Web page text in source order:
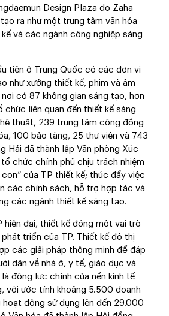
Design Plaza do Zaha
ra như một trung tâm văn hóa
và các ngành công nghiệp sáng
tiên ở Trung Quốc có các đơn vị
như xưởng thiết kế, phim và âm
có 87 không gian sáng tạo, hơn
liên quan đến thiết kế sáng
thuật, 239 trung tâm cộng đồng
100 bảo tàng, 25 thư viện và 743
Hải đã thành lập Văn phòng Xúc
chức chính phủ chịu trách nhiệm
của TP thiết kế; thúc đẩy việc
các chính sách, hỗ trợ hợp tác và
các ngành thiết kế sáng tạo.
hiện đại, thiết kế đóng một vai trò
triển của TP. Thiết kế đô thị
các giải pháp thông minh để đáp
dân về nhà ở, y tế, giáo dục và
động lực chính của nền kinh tế
với ước tính khoảng 5.500 doanh
hoạt động sử dụng lên đến 29.000